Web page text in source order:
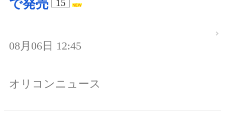
で発売
15
08月06日 12:45
オリコンニュース